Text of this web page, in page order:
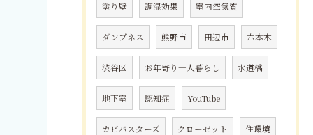
塗り壁 調湿効果 室内空気質
ダンプネス 熊野市 田辺市 六本木
渋谷区 お年寄り一人暮らし 水道橋
地下室 認知症 YouTube
カビバスターズ クローゼット 住環境